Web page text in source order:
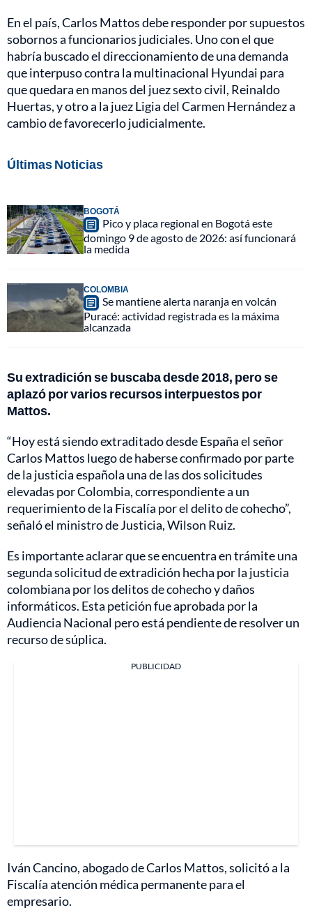
En el país, Carlos Mattos debe responder por supuestos
sobornos a funcionarios judiciales. Uno con el que
habría buscado el direccionamiento de una demanda
que interpuso contra la multinacional Hyundai para
que quedara en manos del juez sexto civil, Reinaldo
Huertas, y otro a la juez Ligia del Carmen Hernández a
cambio de favorecerlo judicialmente.
Últimas Noticias
BOGOTÁ
Pico y placa regional en Bogotá este
domingo 9 de agosto de 2026: así funcionará
la medida
COLOMBIA
Se mantiene alerta naranja en volcán
Puracé: actividad registrada es la máxima
alcanzada
Su extradición se buscaba desde 2018, pero se
aplazó por varios recursos interpuestos por
Mattos.
“Hoy está siendo extraditado desde España el señor
Carlos Mattos luego de haberse confirmado por parte
de la justicia española una de las dos solicitudes
elevadas por Colombia, correspondiente a un
requerimiento de la Fiscalía por el delito de cohecho”,
señaló el ministro de Justicia, Wilson Ruiz.
Es importante aclarar que se encuentra en trámite una
segunda solicitud de extradición hecha por la justicia
colombiana por los delitos de cohecho y daños
informáticos. Esta petición fue aprobada por la
Audiencia Nacional pero está pendiente de resolver un
recurso de súplica.
PUBLICIDAD
Iván Cancino, abogado de Carlos Mattos, solicitó a la
Fiscalía atención médica permanente para el
empresario.